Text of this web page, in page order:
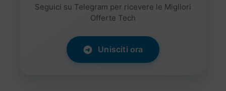
Seguici su Telegram per ricevere le Migliori
Offerte Tech
Unisciti ora